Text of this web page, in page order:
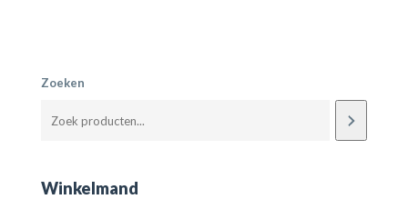
Zoeken
Winkelmand